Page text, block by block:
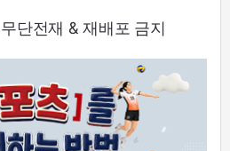
단전재 & 재배포 금지